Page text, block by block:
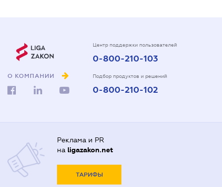
О КОМПАНИИ
Центр поддержки пользователей
0-800-210-103
Подбор продуктов и решений
0-800-210-102
Реклама и PR
на ligazakon.net
ТАРИФЫ